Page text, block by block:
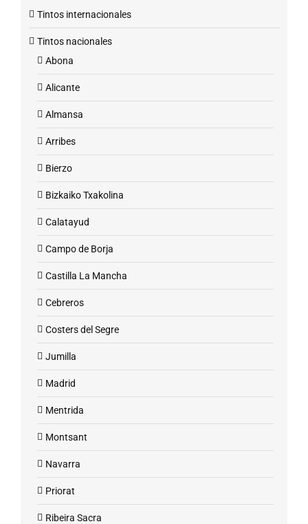
Tintos internacionales
Tintos nacionales
Abona
Alicante
Almansa
Arribes
Bierzo
Bizkaiko Txakolina
Calatayud
Campo de Borja
Castilla La Mancha
Cebreros
Costers del Segre
Jumilla
Madrid
Mentrida
Montsant
Navarra
Priorat
Ribeira Sacra